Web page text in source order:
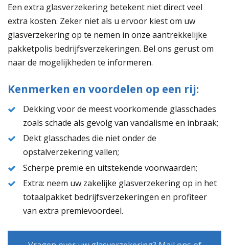
Een extra glasverzekering betekent niet direct veel
extra kosten. Zeker niet als u ervoor kiest om uw
glasverzekering op te nemen in onze aantrekkelijke
pakketpolis bedrijfsverzekeringen. Bel ons gerust om
naar de mogelijkheden te informeren.
Kenmerken en voordelen op een rij:
Dekking voor de meest voorkomende glasschades
zoals schade als gevolg van vandalisme en inbraak;
Dekt glasschades die niet onder de
opstalverzekering vallen;
Scherpe premie en uitstekende voorwaarden;
Extra: neem uw zakelijke glasverzekering op in het
totaalpakket bedrijfsverzekeringen en profiteer
van extra premievoordeel.